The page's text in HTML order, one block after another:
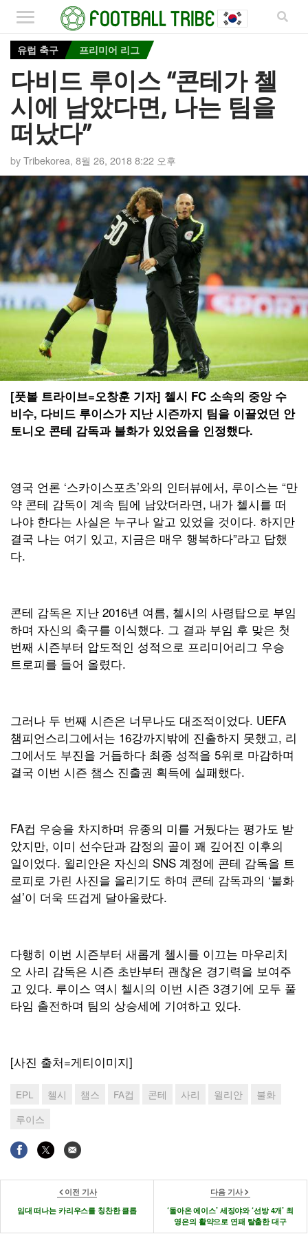
유럽 축구 프리미어 리그
다비드 루이스 “콘테가 첼
시에 남았다면, 나는 팀을
떠났다”
byTribekorea, 8월 26, 2018 8:22 오후
[풋볼 트라이브=오창훈 기자] 첼시 FC 소속의 중앙 수
비수, 다비드 루이스가 지난 시즌까지 팀을 이끌었던 안
토니오 콘테 감독과 불화가 있었음을 인정했다.
영국 언론 ‘스카이스포츠’와의 인터뷰에서, 루이스는 “만
약 콘테 감독이 계속 팀에 남았더라면, 내가 첼시를 떠
나야 한다는 사실은 누구나 알고 있었을 것이다. 하지만
결국 나는 여기 있고, 지금은 매우 행복하다”라고 답했
다.
콘테 감독은 지난 2016년 여름, 첼시의 사령탑으로 부임
하며 자신의 축구를 이식했다. 그 결과 부임 후 맞은 첫
번째 시즌부터 압도적인 성적으로 프리미어리그 우승
트로피를 들어 올렸다.
그러나 두 번째 시즌은 너무나도 대조적이었다. UEFA
챔피언스리그에서는 16강까지밖에 진출하지 못했고, 리
그에서도 부진을 거듭하다 최종 성적을 5위로 마감하며
결국 이번 시즌 챔스 진출권 획득에 실패했다.
FA컵 우승을 차지하며 유종의 미를 거뒀다는 평가도 받
았지만, 이미 선수단과 감정의 골이 꽤 깊어진 이후의
일이었다. 윌리안은 자신의 SNS 계정에 콘테 감독을 트
로피로 가린 사진을 올리기도 하며 콘테 감독과의 ‘불화
설’이 더욱 뜨겁게 달아올랐다.
다행히 이번 시즌부터 새롭게 첼시를 이끄는 마우리치
오 사리 감독은 시즌 초반부터 괜찮은 경기력을 보여주
고 있다. 루이스 역시 첼시의 이번 시즌 3경기에 모두 풀
타임 출전하며 팀의 상승세에 기여하고 있다.
[사진 출처=게티이미지]
EPL 첼시 챔스 FA컵 콘테 사리 윌리안
불화
루이스
이전 기사
임대 떠나는 카리우스를 칭찬한 클롭
다음 기사
‘돌아온 에이스’ 세징야와 ‘선방 4개’ 최
영은의 활약으로 연패 탈출한 대구